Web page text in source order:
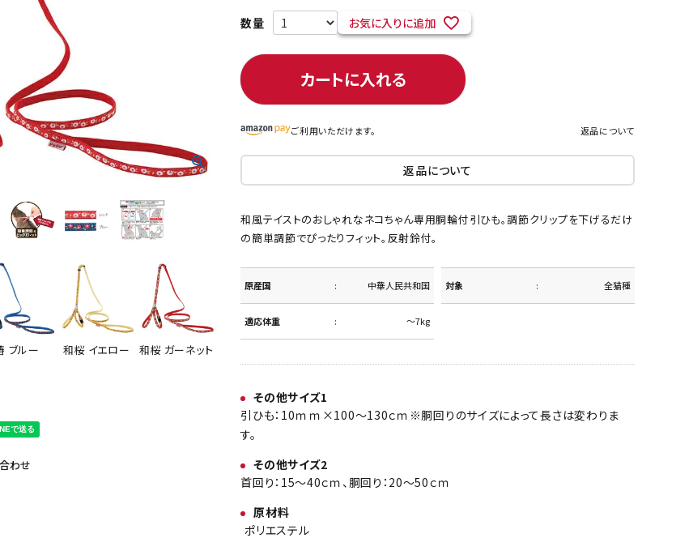
スメ まとめ買いでオトク！！ ネコポス対象商品一覧
ブルー 和桜 イエロー 和桜 ガーネット
わせ
お気に入りに追加
カートに入れる
ご利用いただけます。 返品について
返品について
和風テイストのおしゃれなネコちゃん専用胴輪付引ひも。調節クリップを下げるだけ
の簡単調節でぴったりフィット。反射鈴付。
原産国 中華人民共和国 対象 全猫種
適応体重 ～7kg
その他サイズ1
引ひも：10ｍｍ×100～130ｃｍ※胴回りのサイズによって長さは変わりま
す。
その他サイズ2
首回り：15～40ｃｍ、胴回り：20～50ｃｍ
原材料
ポリエステル